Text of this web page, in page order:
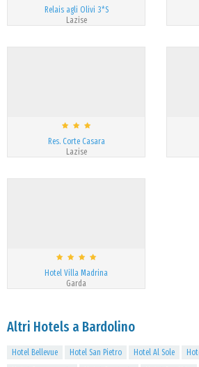
Relais agli Olivi 3*S
Lazise
Res. Corte Casara
Lazise
Hotel Villa Madrina
Garda
Altri Hotels a Bardolino
Hotel Bellevue Hotel San Pietro Hotel Al Sole